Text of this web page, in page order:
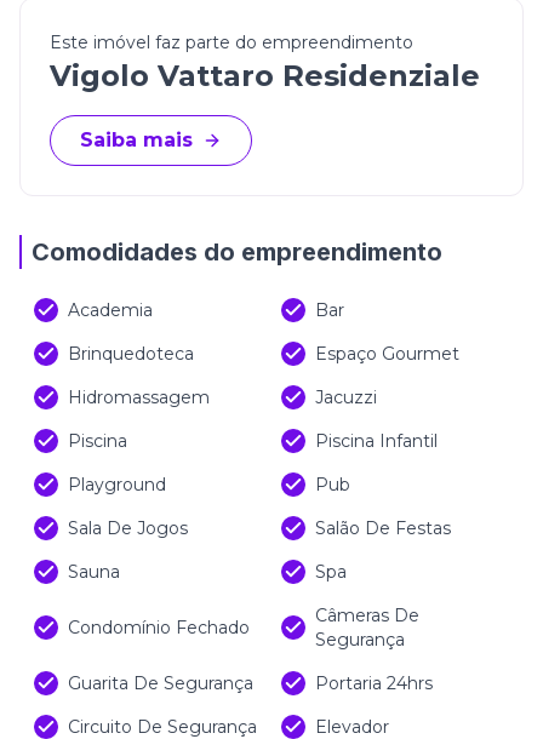
privilegiada, o Vigolo Vattaro Residenziale é a
escolha certa para viver com qualidade de vida no
Construtora:Porto Florêncio Empreendimentos
(Os valores estão sujeitos à alteração sem aviso
prévio)
Este imóvel faz parte do empreendimento
Vigolo Vattaro Residenziale
Saiba mais
Comodidades do empreendimento
Academia
Bar
Brinquedoteca
Espaço Gourmet
Hidromassagem
Jacuzzi
Piscina
Piscina Infantil
Playground
Pub
Sala De Jogos
Salão De Festas
Sauna
Spa
Condomínio Fechado
Câmeras De
Segurança
Guarita De Segurança
Portaria 24hrs
Circuito De Segurança
Elevador